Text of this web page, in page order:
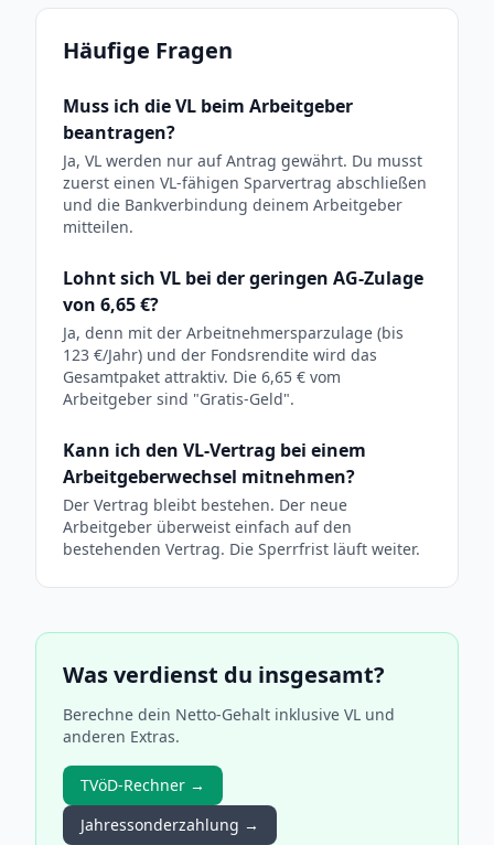
Häufige Fragen
Muss ich die VL beim Arbeitgeber
beantragen?
Ja, VL werden nur auf Antrag gewährt. Du musst
zuerst einen VL-fähigen Sparvertrag abschließen
und die Bankverbindung deinem Arbeitgeber
mitteilen.
Lohnt sich VL bei der geringen AG-Zulage
von 6,65 €?
Ja, denn mit der Arbeitnehmersparzulage (bis
123 €/Jahr) und der Fondsrendite wird das
Gesamtpaket attraktiv. Die 6,65 € vom
Arbeitgeber sind "Gratis-Geld".
Kann ich den VL-Vertrag bei einem
Arbeitgeberwechsel mitnehmen?
Der Vertrag bleibt bestehen. Der neue
Arbeitgeber überweist einfach auf den
bestehenden Vertrag. Die Sperrfrist läuft weiter.
Was verdienst du insgesamt?
Berechne dein Netto-Gehalt inklusive VL und
anderen Extras.
TVöD-Rechner →
Jahressonderzahlung →